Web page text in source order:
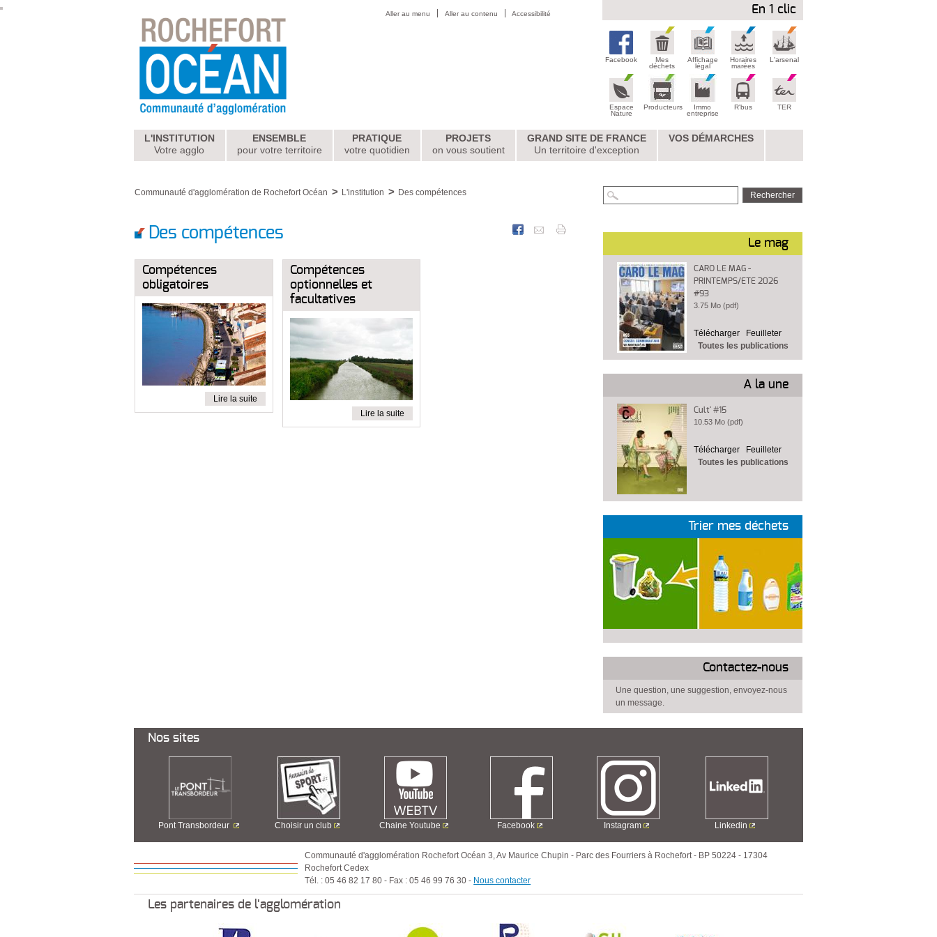
Aller au menu Aller au contenu Accessibilité En 1 clic
Facebook
Mes
déchets
Affichage
légal
Horaires
marées
L'arsenal
Espace
Nature
Producteurs
Immo
entreprise
R'bus TER
L'INSTITUTION
Votre agglo
ENSEMBLE
pour votre territoire
PRATIQUE
votre quotidien
PROJETS
on vous soutient
GRAND SITE DE FRANCE
Un territoire d'exception
VOS DÉMARCHES
Communauté d'agglomération de Rochefort Océan L'institution Des compétences
Des compétences
Compétences
obligatoires
Lire la suite
Compétences
optionnelles et
facultatives
Lire la suite
Le mag
CARO LE MAG -
PRINTEMPS/ETE 2026
#93
3.75 Mo (pdf)
Télécharger
Feuilleter
Toutes les publications
A la une
Cult' #15
10.53 Mo (pdf)
Télécharger
Feuilleter
Toutes les publications
Trier mes déchets
Contactez-nous
Une question, une suggestion, envoyez-nous
un message.
Nos sites
Pont Transbordeur Choisir un club Chaine Youtube Facebook Instagram Linkedin
Communauté d'agglomération Rochefort Océan 3, Av Maurice Chupin - Parc des Fourriers à Rochefort- BP 50224 - 17304
Rochefort Cedex
Tél. :05 46 82 17 80 - Fax :05 46 99 76 30 - Nous contacter
Les partenaires de l'agglomération